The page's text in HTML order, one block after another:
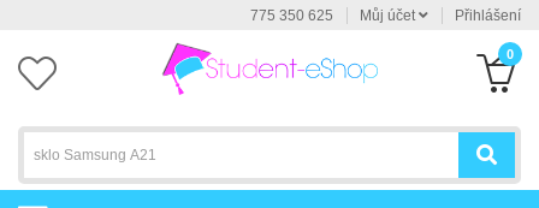
775 350 625 Můj účet Přihlášení
0